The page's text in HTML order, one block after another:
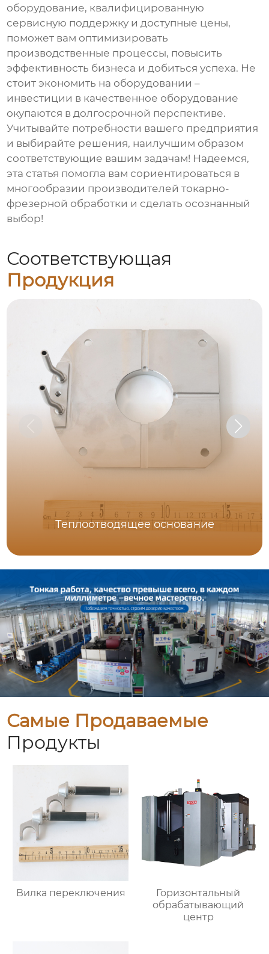
оборудование, квалифицированную
сервисную поддержку и доступные цены,
поможет вам оптимизировать
производственные процессы, повысить
эффективность бизнеса и добиться успеха. Не
стоит экономить на оборудовании –
инвестиции в качественное оборудование
окупаются в долгосрочной перспективе.
Учитывайте потребности вашего предприятия
и выбирайте решения, наилучшим образом
соответствующие вашим задачам! Надеемся,
эта статья помогла вам сориентироваться в
многообразии производителей токарно-
фрезерной обработки и сделать осознанный
выбор!
Соответствующая
Продукция
Теплоотводящее основание
Самые Продаваемые
Продукты
Вилка переключения
Горизонтальный
обрабатывающий
центр